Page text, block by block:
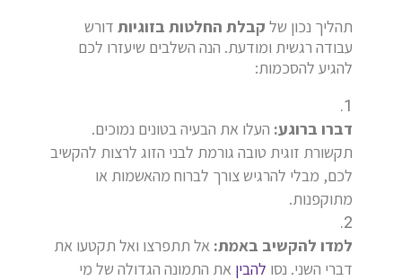
תהליך נכון של קבלת החלטות בזוגיותדורש
עבודה רגשית ומודעת. הנה השלבים שיעזרו לכם
להגיע להסכמות:
דברו ברוגע: העלו את הבעיה בטונים נמוכים.
תקשורת זוגית טובה גורמת לבני הזוג לרצות להקשיב
לכם, מבלי להרגיש צורך לברוח מהאשמות או
מתוקפנות.
למדו להקשיב באמת: אל תתפרצו ואל תקטעו את
דברי השני. נסו להבין את התמונה הגדולה של מי